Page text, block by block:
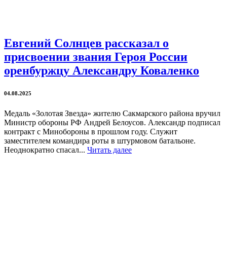
Евгений Солнцев рассказал о
присвоении звания Героя России
оренбуржцу Александру Коваленко
04.08.2025
Медаль «Золотая Звезда» жителю Сакмарского района вручил
Министр обороны РФ Андрей Белоусов. Александр подписал
контракт с Минобороны в прошлом году. Служит
заместителем командира роты в штурмовом батальоне.
Неоднократно спасал... Читать далее